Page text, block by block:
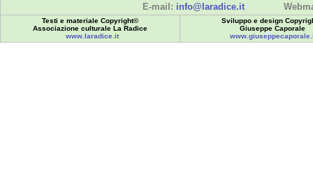
E-mail: info@laradice.it
Testi e materiale Copyright©
Associazione culturale La Radice
www.laradice.it
Sviluppo e design
Giuseppe Caporale